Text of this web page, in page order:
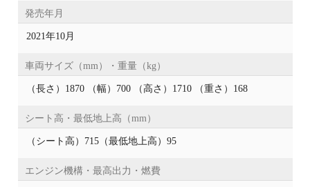
発売年月
2021年10月
車両サイズ（mm）・重量（kg）
（長さ）1870 （幅）700 （高さ）1710 （重さ）168
シート高・最低地上高（mm）
（シート高）715（最低地上高）95
エンジン機構・最高出力・燃費